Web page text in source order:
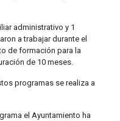
administrativo y 1
a trabajar durante el
de formación para la
de 10 meses.
programas se realiza a
el Ayuntamiento ha